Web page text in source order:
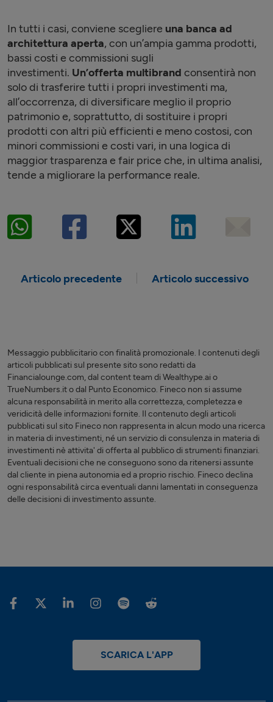
In tutti i casi, conviene scegliere una banca ad
architettura aperta, con un’ampia gamma prodotti,
bassi costi e commissioni sugli
investimenti. Un’offerta multibrand consentirà non
solo di trasferire tutti i propri investimenti ma,
all’occorrenza, di diversificare meglio il proprio
patrimonio e, soprattutto, di sostituire i propri
prodotti con altri più efficienti e meno costosi, con
minori commissioni e costi vari, in una logica di
maggior trasparenza e fair price che, in ultima analisi,
tende a migliorare la performance reale.
Articolo precedente Articolo successivo
Messaggio pubblicitario con finalità promozionale. I contenuti degli
articoli pubblicati sul presente sito sono redatti da
Financialounge.com, dal content team di Wealthype.ai o
TrueNumbers.it o dal Punto Economico. Fineco non si assume
alcuna responsabilità in merito alla correttezza, completezza e
veridicità delle informazioni fornite. Il contenuto degli articoli
pubblicati sul sito Fineco non rappresenta in alcun modo una ricerca
in materia di investimenti, né un servizio di consulenza in materia di
investimenti nè attivita' di offerta al pubblico di strumenti finanziari.
Eventuali decisioni che ne conseguono sono da ritenersi assunte
dal cliente in piena autonomia ed a proprio rischio. Fineco declina
ogni responsabilità circa eventuali danni lamentati in conseguenza
delle decisioni di investimento assunte.
SCARICA L'APP